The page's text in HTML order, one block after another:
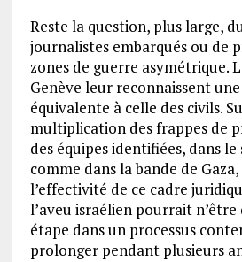
Reste la question, plus large,
journalistes embarqués ou de
zones de guerre asymétrique.
Genève leur reconnaissent
équivalente à celle des civils.
multiplication des frappes de
des équipes identifiées, dans
comme dans la bande de
l’effectivité de ce cadre
l’aveu israélien pourrait n’être
étape dans un processus
prolonger pendant plusieurs